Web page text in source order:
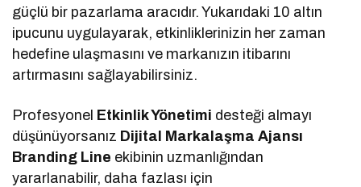
güçlü bir pazarlama aracıdır. Yukarıdaki 10 altın
ipucunu uygulayarak, etkinliklerinizin her zaman
hedefine ulaşmasını ve markanızın itibarını
artırmasını sağlayabilirsiniz.
Profesyonel Etkinlik Yönetimi desteği almayı
düşünüyorsanız Dijital Markalaşma Ajansı
Branding Line ekibinin uzmanlığından
yararlanabilir, daha fazlası için